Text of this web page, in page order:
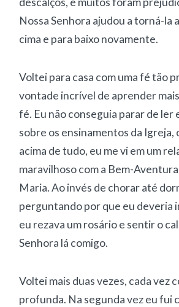
Nossa Senhora ajudou a torná-la
cima e para baixo novamente.
Voltei para casa com uma fé tão
vontade incrível de aprender
fé. Eu não conseguia parar de ler
sobre os ensinamentos da Igreja,
acima de tudo, eu me vi em um
maravilhoso com a Bem-
Maria. Ao invés de chorar até
perguntando por que eu deveria
eu rezava um rosário e sentir o
Senhora lá comigo.
Voltei mais duas vezes, cada vez
profunda. Na segunda vez eu fui